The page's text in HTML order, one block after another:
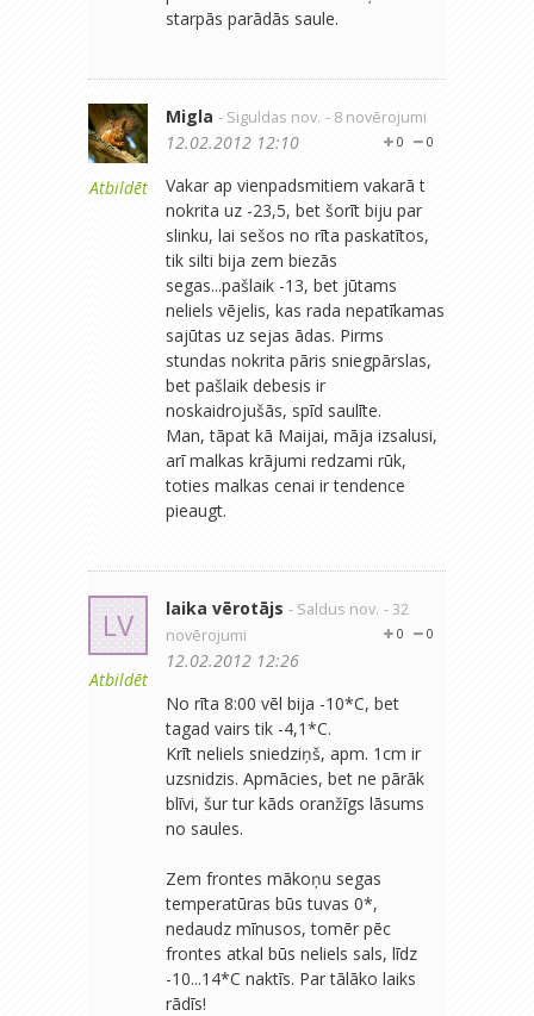
starpās parādās saule.
Atbildēt
Migla - Siguldas nov. - 8 novērojumi
0
0
12.02.2012 12:10
Vakar ap vienpadsmitiem vakarā t
nokrita uz -23,5, bet šorīt biju par
slinku, lai sešos no rīta paskatītos,
tik silti bija zem biezās
segas...pašlaik -13, bet jūtams
neliels vējelis, kas rada nepatīkamas
sajūtas uz sejas ādas. Pirms
stundas nokrita pāris sniegpārslas,
bet pašlaik debesis ir
noskaidrojušās, spīd saulīte.
Man, tāpat kā Maijai, māja izsalusi,
arī malkas krājumi redzami rūk,
toties malkas cenai ir tendence
pieaugt.
LV
Atbildēt
laika vērotājs - Saldus nov. - 32
novērojumi
0
0
12.02.2012 12:26
No rīta 8:00 vēl bija -10*C, bet
tagad vairs tik -4,1*C.
Krīt neliels sniedziņš, apm. 1cm ir
uzsnidzis. Apmācies, bet ne pārāk
blīvi, šur tur kāds oranžīgs lāsums
no saules.
Zem frontes mākoņu segas
temperatūras būs tuvas 0*,
nedaudz mīnusos, tomēr pēc
frontes atkal būs neliels sals, līdz
-10...14*C naktīs. Par tālāko laiks
rādīs!